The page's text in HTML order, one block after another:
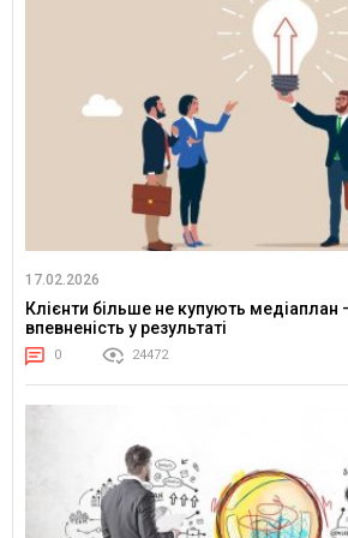
17.02.2026
Клієнти більше не купують медіаплан
впевненість у результаті
0 24472